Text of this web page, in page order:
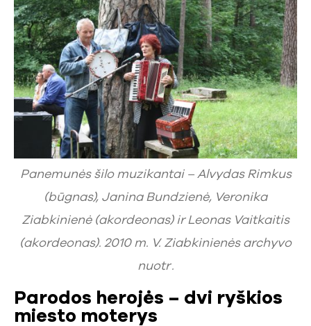
Panemunės šilo muzikantai – Alvydas Rimkus
(būgnas), Janina Bundzienė, Veronika
Ziabkinienė (akordeonas) ir Leonas Vaitkaitis
(akordeonas). 2010 m. V. Ziabkinienės archyvo
nuotr .
Parodos herojės – dvi ryškios
miesto moterys